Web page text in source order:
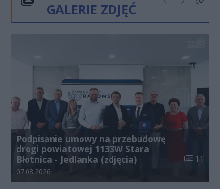
GALERIE ZDJĘĆ
Poprzednie
NastępneKliknij
Podpisanie umowy na przebudowę
drogi powiatowej 1133W Stara
Błotnica - Jedlanka (zdjęcia)
Liczba
11
Data dodania galerii:
07.08.2026